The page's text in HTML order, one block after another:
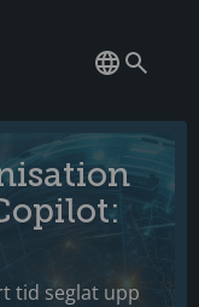
tid seglat upp